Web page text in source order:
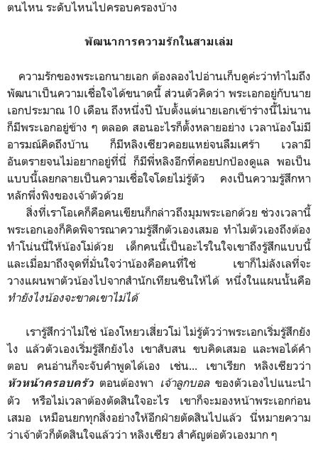
ตนไหน ระดับไหนไปครอบครองบ้าง
พัฒนาการความรักในสามเล่ม
ความรักของพระเอกนายเอก ต้องลองไปอ่านเก็บดูค่ะว่าทำไมถึง
พัฒนาเป็นความเชื่อใจได้ขนาดนี้ ส่วนตัวคิดว่า พระเอกอยู่กับนาย
เอกประมาณ 10 เดือน ถึงหนึ่งปี นับตั้งแต่นายเอกเข้าร่างนี้ไม่นาน
ก็มีพระเอกอยู่ข้าง ๆ ตลอด สอนอะไรก็ตั้งหลายอย่าง เวลาน้องโม่มี
อารมณ์คิดถึงบ้าน ก็มีหลิงเซียวคอยแหย่จนลืมเศร้า เวลามี
อันตรายจนไม่อยากอยู่ที่นี่ ก็มีพี่หลิงอีกที่คอยปกป้องดูแล พอเป็น
แบบนี้เลยกลายเป็นความเชื่อใจโดยไม่รู้ตัว คงเป็นความรู้สึกหา
หลักพึ่งพิงของเจ้าตัวด้วย
สิ่งที่เราโอเคก็คือคนเขียนก็กล่าวถึงมุมพระเอกด้วย ช่วงเวลานี้
พระเอกเองก็คิดพิจารณาความรู้สึกตัวเองเสมอ ทำไมตัวเองถึงต้อง
ทำโน่นนี่ให้น้องโม่ด้วย เด็กคนนี้เป็นอะไรในใจเขาถึงรู้สึกแบบนี้
และเมื่อมาถึงจุดที่มั่นใจว่าน้องคือคนที่ใช่ เขาก็ไม่ลังเลที่จะ
วางแผนพาตัวน้องไปจากสำนักเทียนซินให้ได้ หนึ่งในแผนนั้นคือ
ทำยังไงน้องจะขาดเขาไม่ได้
เรารู้สึกว่าไม่ใช่ น้องโหยวเสี่ยวโม่ ไม่รู้ตัวว่าพระเอกเริ่มรู้สึกยัง
ไง แล้วตัวเองเริ่มรู้สึกยังไง เขาสับสน ขบคิดเสมอ และพอได้คำ
ตอบ คนอ่านก็จะจับคำพูดได้เอง เช่น... เขาเรียก หลิงเซียวว่า
หัวหน้าครอบครัว ตอนต้องพา เจ้าลูกบอลของตัวเองไปแนะนำ
ตัว หรือไม่เวลาต้องตัดสินใจอะไร เขาก็จะมองหน้าพระเอกก่อน
เสมอ เหมือนยกทุกสิ่งอย่างให้อีกฝ่ายตัดสินไปแล้ว นี่หมายความ
ว่าเจ้าตัวก็ตัดสินใจแล้วว่า หลิงเซียว สำคัญต่อตัวเองมาก ๆ